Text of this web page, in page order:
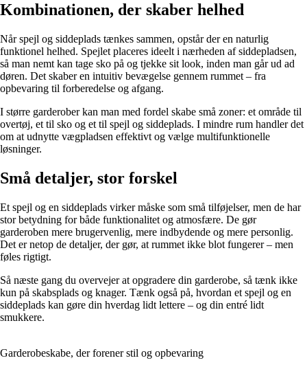
Kombinationen, der skaber helhed
Når spejl og siddeplads tænkes sammen, opstår der en naturlig
funktionel helhed. Spejlet placeres ideelt i nærheden af siddepladsen,
så man nemt kan tage sko på og tjekke sit look, inden man går ud ad
døren. Det skaber en intuitiv bevægelse gennem rummet – fra
opbevaring til forberedelse og afgang.
I større garderober kan man med fordel skabe små zoner: et område til
overtøj, et til sko og et til spejl og siddeplads. I mindre rum handler det
om at udnytte vægpladsen effektivt og vælge multifunktionelle
løsninger.
Små detaljer, stor forskel
Et spejl og en siddeplads virker måske som små tilføjelser, men de har
stor betydning for både funktionalitet og atmosfære. De gør
garderoben mere brugervenlig, mere indbydende og mere personlig.
Det er netop de detaljer, der gør, at rummet ikke blot fungerer – men
føles rigtigt.
Så næste gang du overvejer at opgradere din garderobe, så tænk ikke
kun på skabsplads og knager. Tænk også på, hvordan et spejl og en
siddeplads kan gøre din hverdag lidt lettere – og din entré lidt
smukkere.
Garderobeskabe, der forener stil og opbevaring